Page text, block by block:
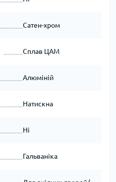
Сатен-хром
Сплав ЦАМ
Алюміній
Натискна
Ні
Гальваніка